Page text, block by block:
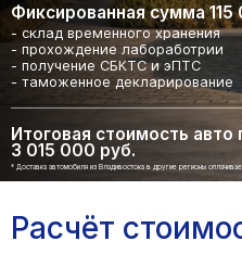
Фиксированная сумма 115
- склад временного хранения
- прохождение лабоработрии
- получение СБКТС и эПТС
- таможенное декларирование
Итоговая стоимость
3 015 000 руб.
* Доставка автомобиля из Владивостока в другие регионы
Расчёт